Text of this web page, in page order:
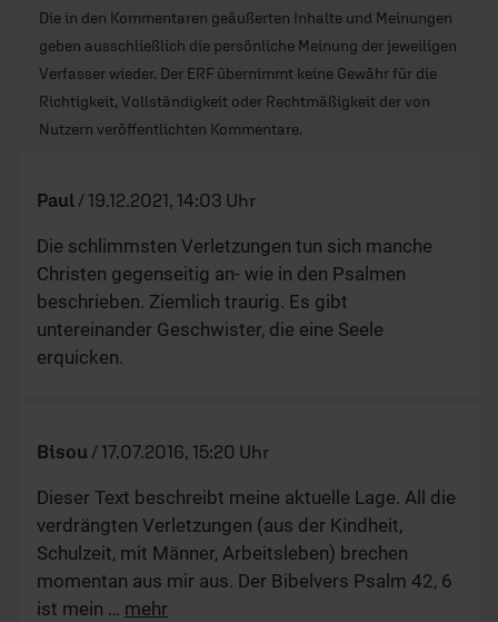
Die in den Kommentaren geäußerten Inhalte und Meinungen
geben ausschließlich die persönliche Meinung der jeweiligen
Verfasser wieder. Der ERF übernimmt keine Gewähr für die
Richtigkeit, Vollständigkeit oder Rechtmäßigkeit der von
Nutzern veröffentlichten Kommentare.
Paul / 19.12.2021, 14:03 Uhr
Die schlimmsten Verletzungen tun sich manche
Christen gegenseitig an- wie in den Psalmen
beschrieben. Ziemlich traurig. Es gibt
untereinander Geschwister, die eine Seele
erquicken.
Bisou / 17.07.2016, 15:20 Uhr
Dieser Text beschreibt meine aktuelle Lage. All die
verdrängten Verletzungen (aus der Kindheit,
Schulzeit, mit Männer, Arbeitsleben) brechen
momentan aus mir aus. Der Bibelvers Psalm 42, 6
ist mein … mehr